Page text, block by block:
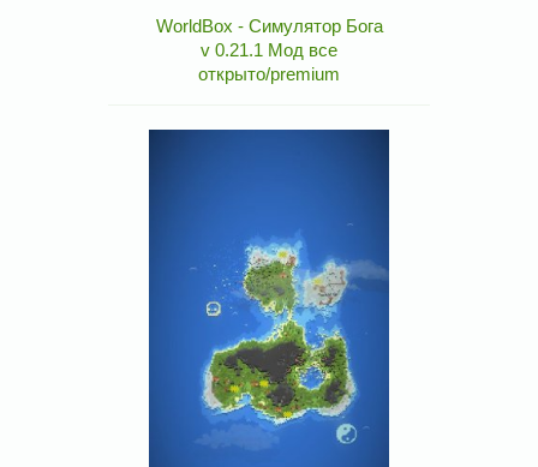
WorldBox - Симулятор Бога
v 0.21.1 Мод все
открыто/premium